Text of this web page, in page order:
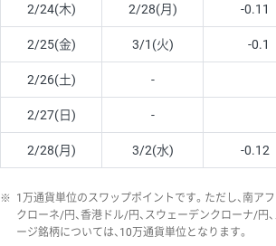
2/24(木) 2/28(月) -0.11
2/25(金) 3/1(火) -0.1
2/26(土) -
2/27(日) -
2/28(月) 3/2(水) -0.12
※ 1万通貨単位のスワップポイントです。ただし、南ア
クローネ/円、香港ドル/円、スウェーデンクローナ/円
ージ銘柄については、10万通貨単位となります。